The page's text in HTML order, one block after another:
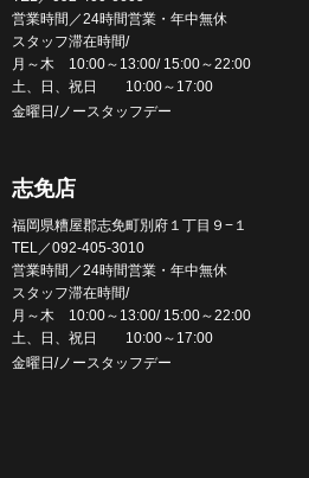
営業時間／24時間営業・年中無休
スタッフ滞在時間/
月～木 10:00～13:00/ 15:00～22:00
土、日、祝日 10:00～17:00
金曜日/ノースタッフデー
志免店
福岡県糟屋郡志免町別府１丁目９−１
TEL／092-405-3010
営業時間／24時間営業・年中無休
スタッフ滞在時間/
月～木 10:00～13:00/ 15:00～22:00
土、日、祝日 10:00～17:00
金曜日/ノースタッフデー